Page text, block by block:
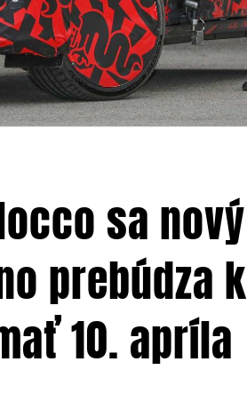
sa nový
prebúdza k
10. apríla